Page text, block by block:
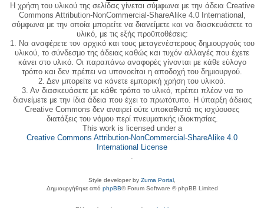
Η χρήση του υλικού της σελίδας γίνεται σύμφωνα με την άδεια Creative
Commons Attribution-NonCommercial-ShareAlike 4.0 International,
σύμφωνα με την οποία μπορείτε να διανείμετε και να διασκευάσετε το
υλικό, με τις εξής προϋποθέσεις:
1. Να αναφέρετε τον αρχικό και τους μεταγενέστερους δημιουργούς του
υλικού, το σύνδεσμο της άδειας καθώς και τυχόν αλλαγές που έχετε
κάνει στο υλικό. Οι παραπάνω αναφορές γίνονται με κάθε εύλογο
τρόπο και δεν πρέπει να υπονοείται η αποδοχή του δημιουργού.
2. Δεν μπορείτε να κάνετε εμπορική χρήση του υλικού.
3. Αν διασκευάσετε με κάθε τρόπο το υλικό, πρέπει πλέον να το
διανείμετε με την ίδια άδεια που έχει το πρωτότυπο. Η ύπαρξη άδειας
Creative Commons δεν αναιρεί ούτε υποκαθιστά τις ισχύουσες
διατάξεις του νόμου περί πνευματικής ιδιοκτησίας.
This work is licensed under a
Creative Commons Attribution-NonCommercial-ShareAlike 4.0
International License
Style developer by Zuma Portal ,
Δημιουργήθηκε από phpBB® Forum Software © phpBB Limited